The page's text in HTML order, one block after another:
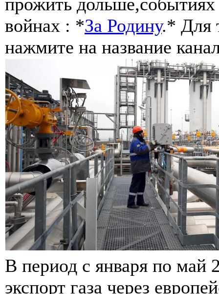
войнах : *За Родину.* Для
нажмите на название
В период с января по май
экспорт газа через